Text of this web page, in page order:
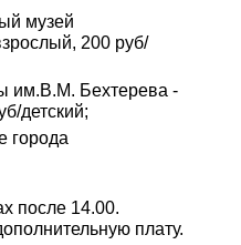
музей
200 руб/
им.В.М. Бехтерева -
детский;
города
после 14.00.
плату.